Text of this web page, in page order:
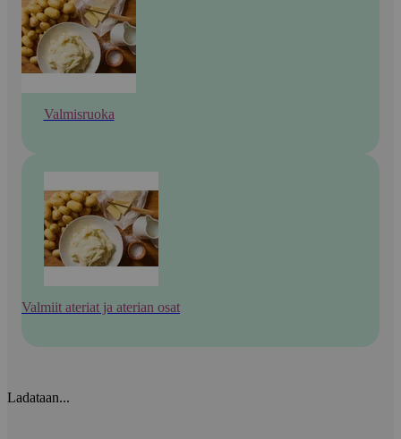
Valmisruoka
Valmiit ateriat ja aterian osat
Ladataan...